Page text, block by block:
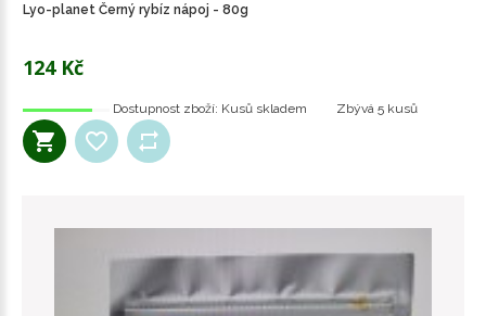
Lyo-planet Černý rybíz nápoj - 80g
124 Kč
Dostupnost zboží: Kusů skladem Zbývá 5 kusů